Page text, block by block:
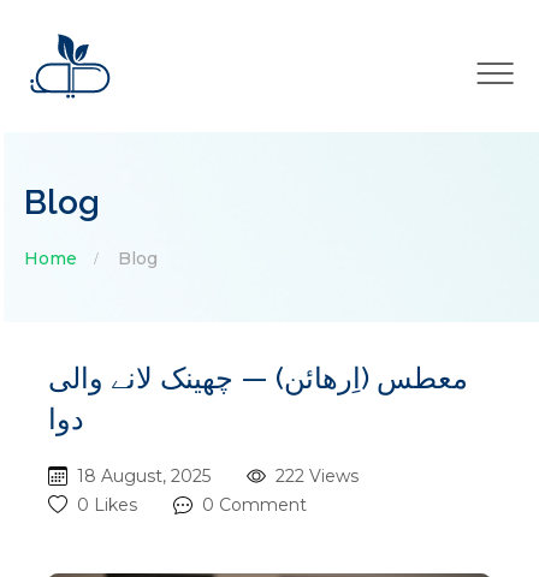
×
Blog
Home Blog
معطس (اِرهائن) — چھینک لانے والی
دوا
18 August, 2025
222 Views
0 Likes
0 Comment